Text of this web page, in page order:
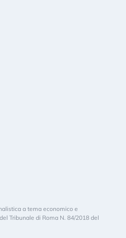
a tema economico e
Tribunale di Roma N. 84/2018 del